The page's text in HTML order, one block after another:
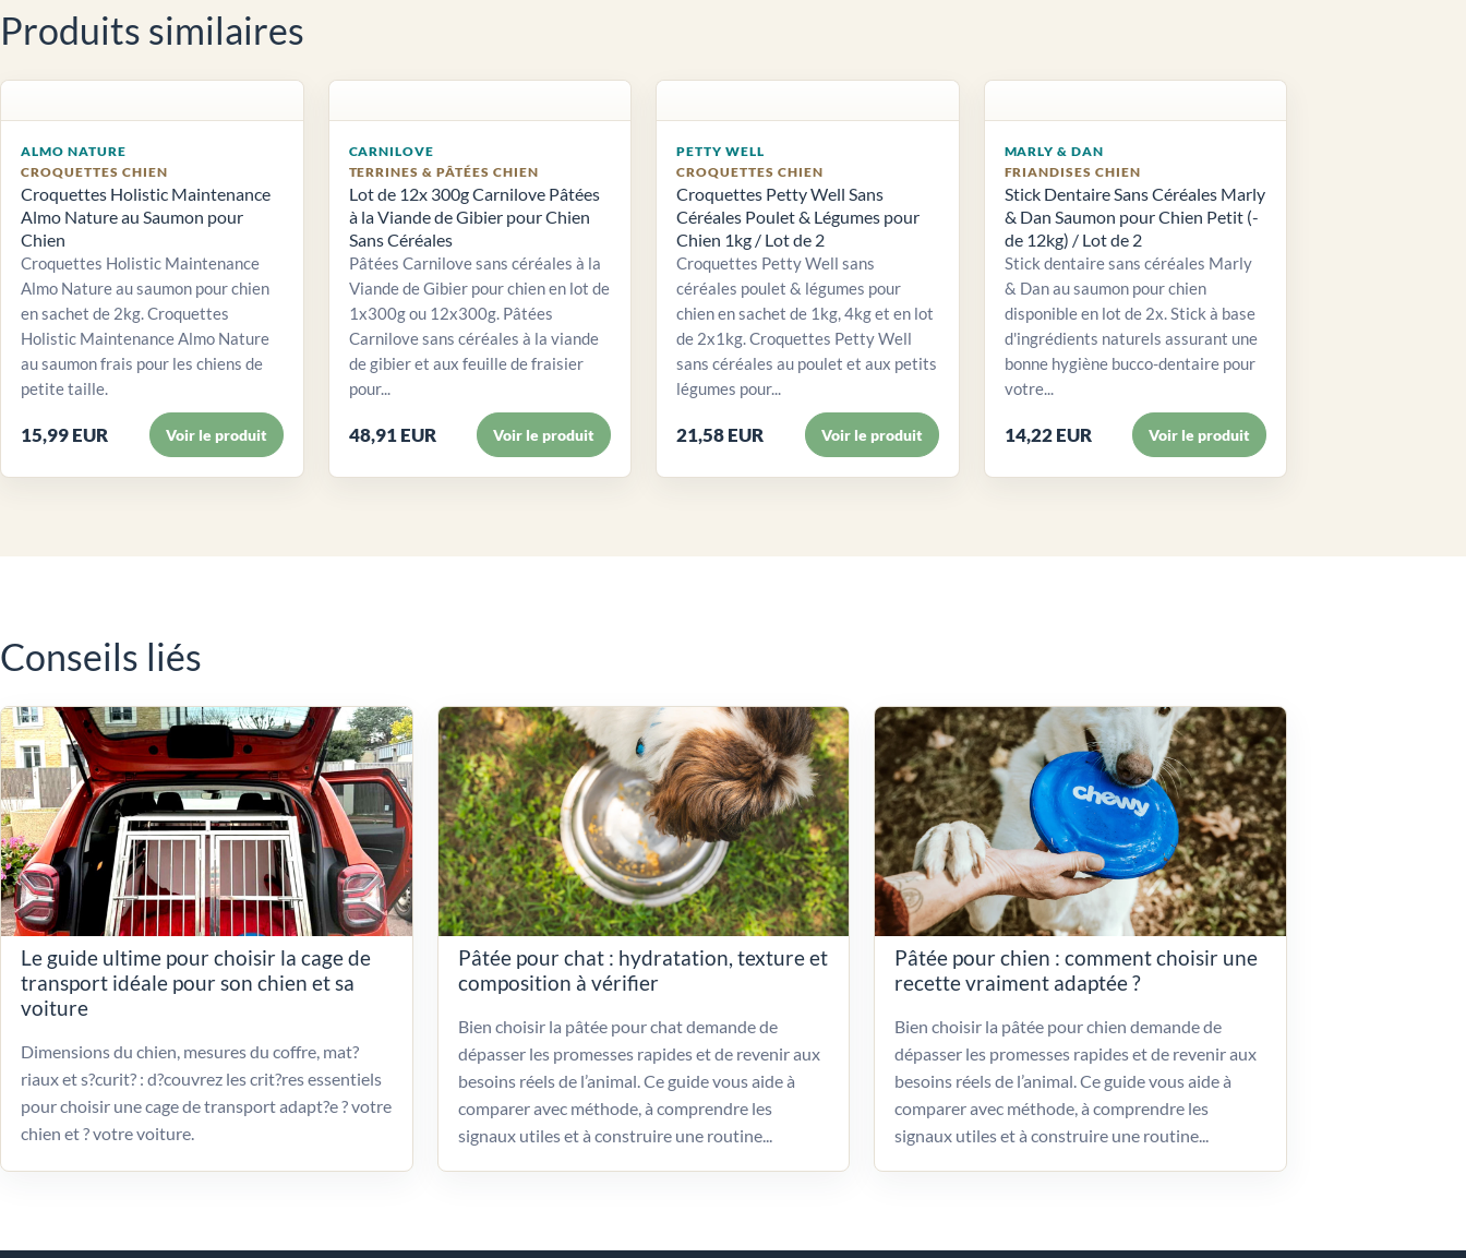
Produits similaires
ALMO NATURE
CROQUETTES CHIEN
Croquettes Holistic Maintenance
Almo Nature au Saumon pour
Chien
Croquettes Holistic Maintenance
Almo Nature au saumon pour chien
en sachet de 2kg. Croquettes
Holistic Maintenance Almo Nature
au saumon frais pour les chiens de
petite taille.
15,99 EUR Voir le produit
CARNILOVE
TERRINES & PÂTÉES CHIEN
Lot de 12x 300g Carnilove Pâtées
à la Viande de Gibier pour Chien
Sans Céréales
Pâtées Carnilove sans céréales à la
Viande de Gibier pour chien en lot de
1x300g ou 12x300g. Pâtées
Carnilove sans céréales à la viande
de gibier et aux feuille de fraisier
pour...
48,91 EUR Voir le produit
PETTY WELL
CROQUETTES CHIEN
Croquettes Petty Well Sans
Céréales Poulet & Légumes pour
Chien 1kg / Lot de 2
Croquettes Petty Well sans
céréales poulet & légumes pour
chien en sachet de 1kg, 4kg et en lot
de 2x1kg. Croquettes Petty Well
sans céréales au poulet et aux petits
légumes pour...
21,58 EUR Voir le produit
MARLY & DAN
FRIANDISES CHIEN
Stick Dentaire Sans Céréales Marly
& Dan Saumon pour Chien Petit (-
de 12kg) / Lot de 2
Stick dentaire sans céréales Marly
& Dan au saumon pour chien
disponible en lot de 2x. Stick à base
d'ingrédients naturels assurant une
bonne hygiène bucco-dentaire pour
votre...
14,22 EUR Voir le produit
Conseils liés
Le guide ultime pour choisir la cage de
transport idéale pour son chien et sa
voiture
Dimensions du chien, mesures du coffre, mat?
riaux et s?curit? : d?couvrez les crit?res essentiels
pour choisir une cage de transport adapt?e ? votre
chien et ? votre voiture.
Pâtée pour chat : hydratation, texture et
composition à vérifier
Bien choisir la pâtée pour chat demande de
dépasser les promesses rapides et de revenir aux
besoins réels de l’animal. Ce guide vous aide à
comparer avec méthode, à comprendre les
signaux utiles et à construire une routine...
Pâtée pour chien : comment choisir une
recette vraiment adaptée ?
Bien choisir la pâtée pour chien demande de
dépasser les promesses rapides et de revenir aux
besoins réels de l’animal. Ce guide vous aide à
comparer avec méthode, à comprendre les
signaux utiles et à construire une routine...